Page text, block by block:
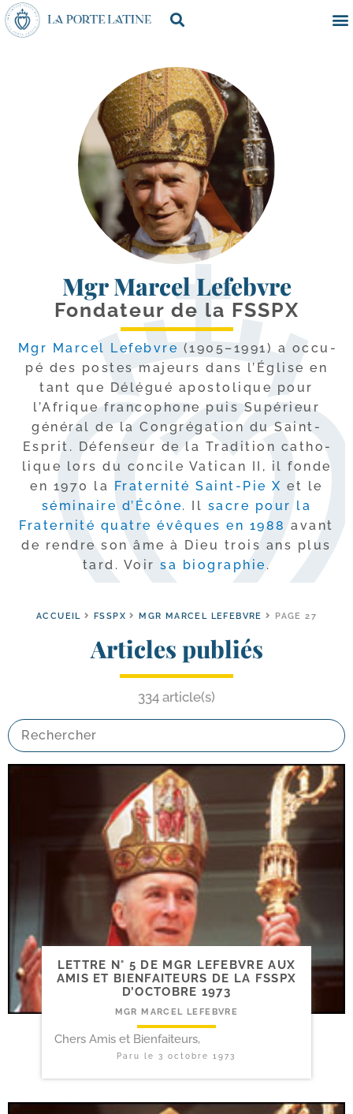
Mgr Marcel Lefebvre
Fondateur de la FSSPX
Mgr Marcel Lefebvre (1905–1991) a occu­
pé des postes majeurs dans l’Église en
tant que Délégué apos­to­lique pour
l’Afrique fran­co­phone puis Supérieur
géné­ral de la Congrégation du Saint-​
Esprit. Défenseur de la Tradition catho­
lique lors du concile Vatican II, il fonde
en 1970 la Fraternité Saint-​Pie X et le
sémi­naire d’Écône. Il sacre pour la
Fraternité quatre évêques en 1988 avant
de rendre son âme à Dieu trois ans plus
tard. Voirsa bio­gra­phie .
ACCUEIL FSSPX MGR MARCEL LEFEBVRE PAGE 27
Articles publiés
334 article(s)
LETTRE N° 5 DE MGR LEFEBVRE AUX
AMIS ET BIENFAITEURS DE LA FSSPX
D’OCTOBRE 1973
MGR MARCEL LEFEBVRE
Chers Amis et Bienfaiteurs,
Paru le3 octobre 1973